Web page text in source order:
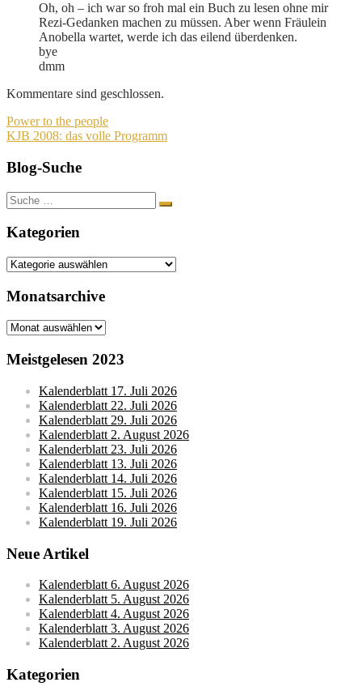
Oh, oh – ich war so froh mal ein Buch zu lesen ohne mir
Rezi-Gedanken machen zu müssen. Aber wenn Fräulein
Anobella wartet, werde ich das eilend überdenken.
bye
dmm
Kommentare sind geschlossen.
Beitragsnavigation
Power to the people
KJB 2008: das volle Programm
Blog-Suche
Suche
nach:
Kategorien
Kategorien
Monatsarchive
Monatsarchive
Meistgelesen 2023
Kalenderblatt 17. Juli 2026
Kalenderblatt 22. Juli 2026
Kalenderblatt 29. Juli 2026
Kalenderblatt 2. August 2026
Kalenderblatt 23. Juli 2026
Kalenderblatt 13. Juli 2026
Kalenderblatt 14. Juli 2026
Kalenderblatt 15. Juli 2026
Kalenderblatt 16. Juli 2026
Kalenderblatt 19. Juli 2026
Neue Artikel
Kalenderblatt 6. August 2026
Kalenderblatt 5. August 2026
Kalenderblatt 4. August 2026
Kalenderblatt 3. August 2026
Kalenderblatt 2. August 2026
Kategorien